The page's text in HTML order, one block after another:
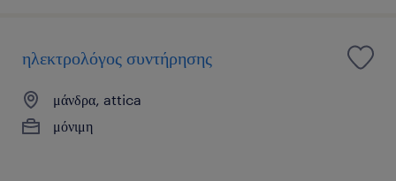
ηλεκτρολόγος συντήρησης
μάνδρα, attica
μόνιμη